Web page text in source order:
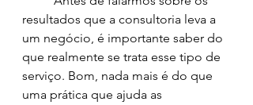
resultados que a consultoria leva a
um negócio, é importante saber do
que realmente se trata esse tipo de
serviço. Bom, nada mais é do que
uma prática que ajuda as